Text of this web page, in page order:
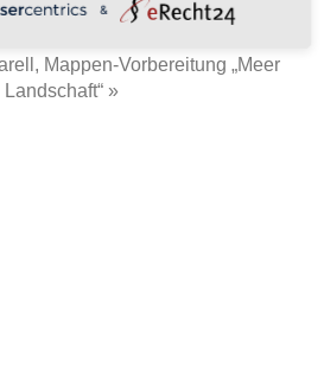
„Wüste“
Mappen-Vorbereitung „Meer
Landschaft“ »
&